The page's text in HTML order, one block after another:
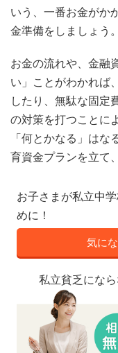
いう、一番お金がか
金準備をしましょう。
お金の流れや、金融
い」ことがわかれば
したり、無駄な固定
の対策を打つことに
「何とかなる」は
育資金プランを立て
お子さまが私立中
めに！
気に
私立貧乏にな